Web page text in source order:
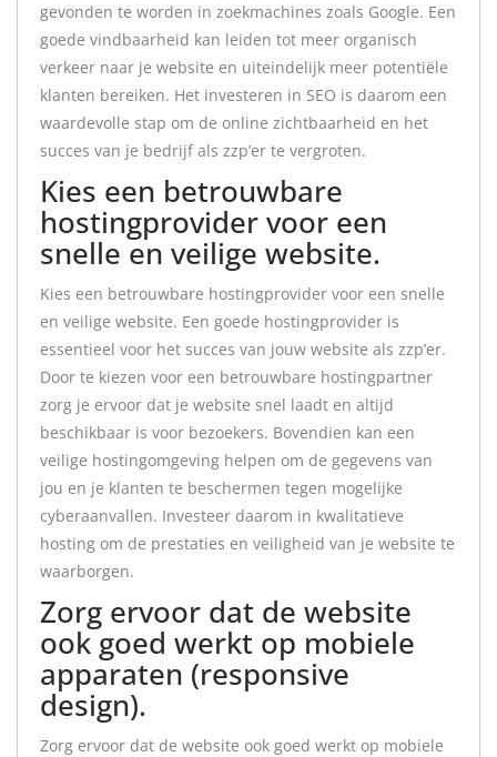
gevonden te worden in zoekmachines zoals Google. Een
goede vindbaarheid kan leiden tot meer organisch
verkeer naar je website en uiteindelijk meer potentiële
klanten bereiken. Het investeren in SEO is daarom een
waardevolle stap om de online zichtbaarheid en het
succes van je bedrijf als zzp’er te vergroten.
Kies een betrouwbare
hostingprovider voor een
snelle en veilige website.
Kies een betrouwbare hostingprovider voor een snelle
en veilige website. Een goede hostingprovider is
essentieel voor het succes van jouw website als zzp’er.
Door te kiezen voor een betrouwbare hostingpartner
zorg je ervoor dat je website snel laadt en altijd
beschikbaar is voor bezoekers. Bovendien kan een
veilige hostingomgeving helpen om de gegevens van
jou en je klanten te beschermen tegen mogelijke
cyberaanvallen. Investeer daarom in kwalitatieve
hosting om de prestaties en veiligheid van je website te
waarborgen.
Zorg ervoor dat de website
ook goed werkt op mobiele
apparaten (responsive
design).
Zorg ervoor dat de website ook goed werkt op mobiele